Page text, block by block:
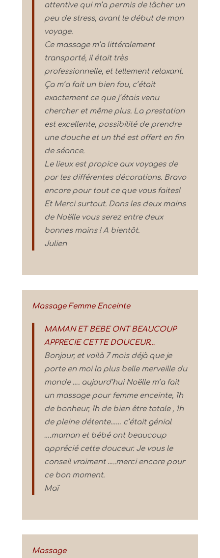
attentive qui m’a permis de lâcher un
peu de stress, avant le début de mon
voyage.
Ce massage m’a littéralement
transporté, il était très
professionnelle, et tellement relaxant.
Ça m’a fait un bien fou, c’était
exactement ce que j’étais venu
chercher et même plus. La prestation
est excellente, possibilité de prendre
une douche et un thé est offert en fin
de séance.
Le lieux est propice aux voyages de
par les différentes décorations. Bravo
encore pour tout ce que vous faites!
Et Merci surtout. Dans les deux mains
de Noëlle vous serez entre deux
bonnes mains ! A bientôt.
Julien
Massage Femme Enceinte
MAMAN ET BEBE ONT BEAUCOUP
APPRECIE CETTE DOUCEUR…
Bonjour, et voilà 7 mois déjà que je
porte en moi la plus belle merveille du
monde …. aujourd’hui Noëlle m’a fait
un massage pour femme enceinte, 1h
de bonheur, 1h de bien être totale , 1h
de pleine détente…… c’était génial
….maman et bébé ont beaucoup
apprécié cette douceur. Je vous le
conseil vraiment …..merci encore pour
ce bon moment.
Maï
Massage